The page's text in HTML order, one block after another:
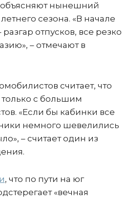
нынешний
сезона. «В начале
разгар отпусков, все резко
– отмечают в
считает, что
с большим
«Если бы кабинки все
немного шевелились
– считает один из
, что по пути на юг
«вечная